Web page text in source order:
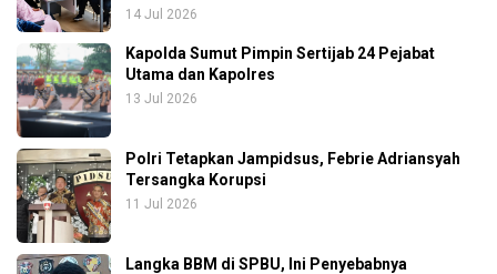
14 Jul 2026
Kapolda Sumut Pimpin Sertijab 24 Pejabat
Utama dan Kapolres
13 Jul 2026
Polri Tetapkan Jampidsus, Febrie Adriansyah
Tersangka Korupsi
11 Jul 2026
Langka BBM di SPBU, Ini Penyebabnya